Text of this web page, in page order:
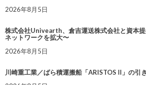
2026年8月5日
株式会社Univearth、倉吉運送株式会社と資本
ネットワークを拡大〜
2026年8月5日
川崎重工業／ばら積運搬船「ARISTOS II」の引